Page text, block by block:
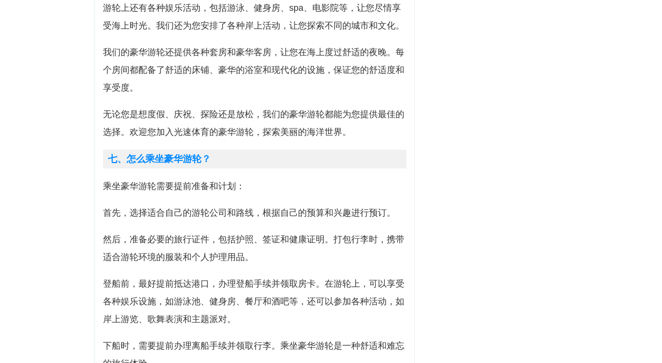
游轮上还有各种娱乐活动，包括游泳、健身房、spa、电影院等，让您尽情享
受海上时光。我们还为您安排了各种岸上活动，让您探索不同的城市和文化。
我们的豪华游轮还提供各种套房和豪华客房，让您在海上度过舒适的夜晚。每
个房间都配备了舒适的床铺、豪华的浴室和现代化的设施，保证您的舒适度和
享受度。
无论您是想度假、庆祝、探险还是放松，我们的豪华游轮都能为您提供最佳的
选择。欢迎您加入光速体育的豪华游轮，探索美丽的海洋世界。
七、怎么乘坐豪华游轮？
乘坐豪华游轮需要提前准备和计划：
首先，选择适合自己的游轮公司和路线，根据自己的预算和兴趣进行预订。
然后，准备必要的旅行证件，包括护照、签证和健康证明。打包行李时，携带
适合游轮环境的服装和个人护理用品。
登船前，最好提前抵达港口，办理登船手续并领取房卡。在游轮上，可以享受
各种娱乐设施，如游泳池、健身房、餐厅和酒吧等，还可以参加各种活动，如
岸上游览、歌舞表演和主题派对。
下船时，需要提前办理离船手续并领取行李。乘坐豪华游轮是一种舒适和难忘